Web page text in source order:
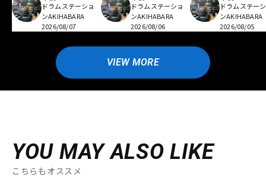
ドラムステーショ
ンAKIHABARA
2026/08/07
ドラムステーショ
ンAKIHABARA
2026/08/06
ドラムステー
ンAKIHABARA
2026/08/05
VIEW MORE
YOU MAY ALSO LIKE
こちらもオススメ